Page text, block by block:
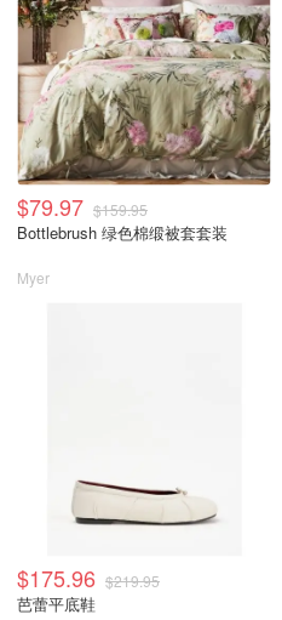
$79.97 $159.95
Bottlebrush 绿色棉缎被套套装
Myer
$175.96 $219.95
芭蕾平底鞋